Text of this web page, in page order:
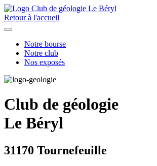
Retour à l'accueil
Notre bourse
Notre club
Nos exposés
Club de géologie
Le Béryl
31170 Tournefeuille